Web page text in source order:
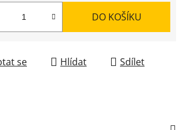
DO KOŠÍKU
se Hlídat Sdílet